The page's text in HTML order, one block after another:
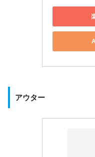
アウター